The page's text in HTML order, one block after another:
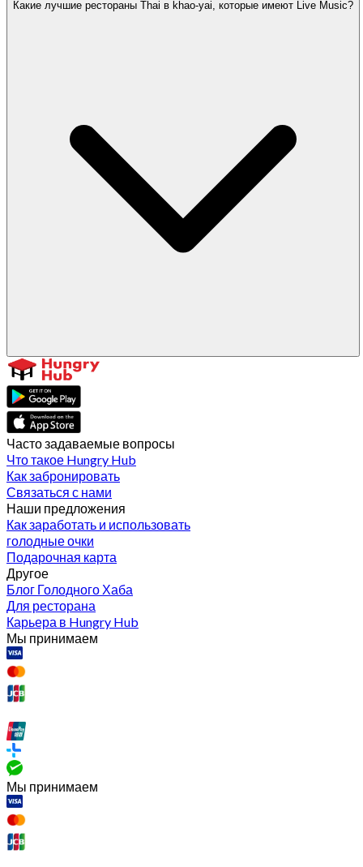
Какие лучшие рестораны Thai в khao-yai, которые имеют Live Music?
Часто задаваемые вопросы
Что такое Hungry Hub
Как забронировать
Связаться с нами
Наши предложения
Как заработать и использовать
голодные очки
Подарочная карта
Другое
Блог Голодного Хаба
Для ресторана
Карьера в Hungry Hub
Мы принимаем
Мы принимаем